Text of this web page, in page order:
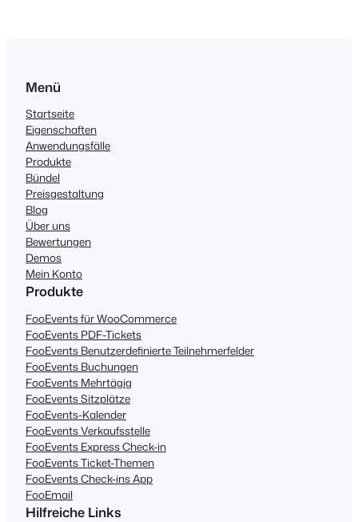
Menü
Startseite
Eigenschaften
Anwendungsfälle
Produkte
Bündel
Preisgestaltung
Blog
Über uns
Bewertungen
Demos
Mein Konto
Produkte
FooEvents für WooCommerce
FooEvents PDF-Tickets
FooEvents Benutzerdefinierte Teilnehmerfelder
FooEvents Buchungen
FooEvents Mehrtägig
FooEvents Sitzplätze
FooEvents-Kalender
FooEvents Verkaufsstelle
FooEvents Express Check-in
FooEvents Ticket-Themen
FooEvents Check-ins App
FooEmail
Hilfreiche Links